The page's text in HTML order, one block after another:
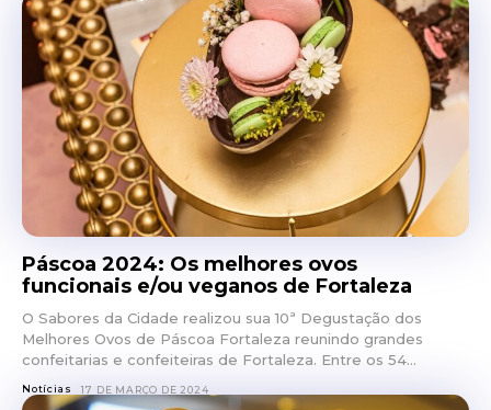
Páscoa 2024: Os melhores ovos
funcionais e/ou veganos de Fortaleza
O Sabores da Cidade realizou sua 10ª Degustação dos
Melhores Ovos de Páscoa Fortaleza reunindo grandes
confeitarias e confeiteiras de Fortaleza. Entre os 54...
Notícias 17 DE MARÇO DE 2024